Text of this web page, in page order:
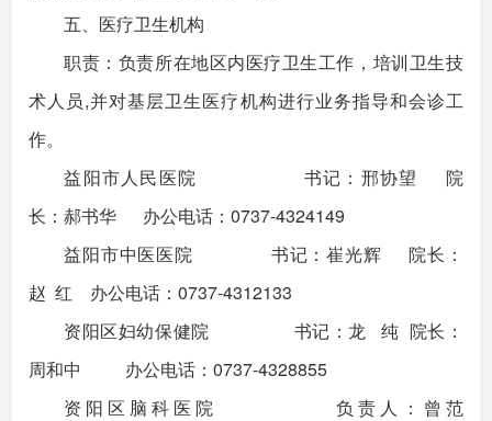
五、医疗卫生机构
职责：负责所在地区内医疗卫生工作，培训卫生技
术人员,并对基层卫生医疗机构进行业务指导和会诊工
作。
益阳市人民医院 书记：邢协望 院
长：郝书华 办公电话：0737-4324149
益阳市中医医院 书记：崔光辉 院长：
赵 红 办公电话：0737-4312133
资阳区妇幼保健院 书记：龙 纯 院长：
周和中 办公电话：0737-4328855
资阳区脑科医院 负责人：曾范